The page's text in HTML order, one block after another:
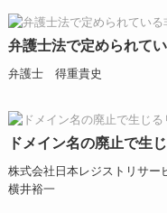
弁護士法で定められて
弁護士 得重貴史
ドメイン名の廃止で生
株式会社日本レジストリサ
横井裕一